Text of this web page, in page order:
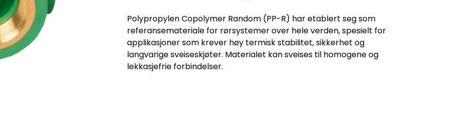
Polypropylen Copolymer Random (PP-R) har etablert seg som
referansemateriale for rørsystemer over hele verden, spesielt for
applikasjoner som krever høy termisk stabilitet, sikkerhet og
langvarige sveiseskjøter. Materialet kan sveises til homogene og
lekkasjefrie forbindelser.